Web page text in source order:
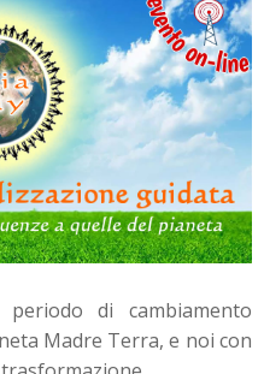
di cambiamento
Madre Terra, e noi con